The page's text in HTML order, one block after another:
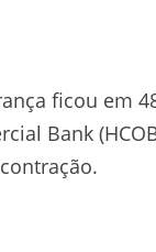
ficou em
Bank